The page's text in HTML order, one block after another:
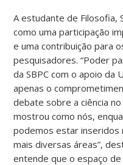
A estudante de Filosofia,
como uma participação
e uma contribuição para
pesquisadores. “Poder
da SBPC com o apoio da
apenas o
debate sobre a ciência
mostrou como nós,
podemos estar
mais diversas áreas”,
entende que o espaço